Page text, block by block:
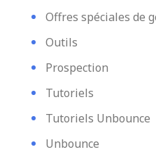
Offres spéciales de
Outils
Prospection
Tutoriels
Tutoriels Unbounce
Unbounce